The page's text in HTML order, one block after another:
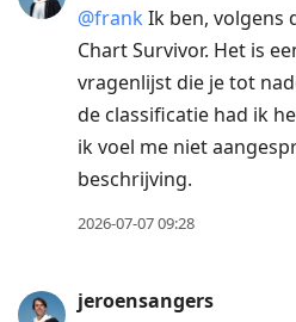
@frank Ik ben, volgens
Chart Survivor. Het is
vragenlijst die je tot
de classificatie had ik
ik voel me niet
beschrijving.
2026-07-07 09:28
jeroensangers